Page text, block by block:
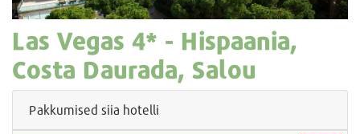
Las Vegas 4* - Hispaania,
Costa Daurada, Salou
Pakkumised siia hotelli